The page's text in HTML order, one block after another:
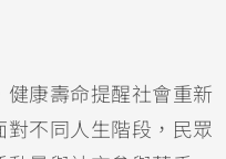
康壽命提醒社會重新
不同人生階段，民眾